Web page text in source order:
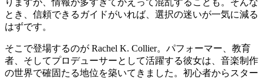
りますが、情報が多すぎてかえって混乱することも。そんな
とき、信頼できるガイドがいれば、選択の迷いが一気に減る
はずです。
そこで登場するのが Rachel K. Collier。パフォーマー、教育
者、そしてプロデューサーとして活躍する彼女は、音楽制作
の世界で確固たる地位を築いてきました。初心者からスター